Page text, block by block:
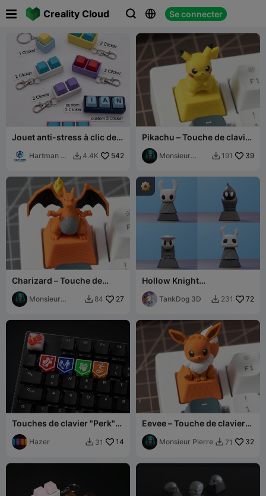
Creality Cloud   Se connecter
 
Jouet anti-stress à clic de
personnalisées/standard
Hartman 3d
 4.4K 542
Pikachu – Touche de clavier
mécanique Pokémon
Monsieur
 191 39
Charizard – Touche de
clavier mécanique
Pokémon
Monsieur
 84 27
Hollow Knight
(Personnages - Touches de
clavier)TankDog 3D  231 72
Touches de clavier "Perk"
de survie zombie – Kit
gaming personnalisé
Hazer  31 14
Eevee – Touche de clavier
mécanique Pokémon
Monsieur Pierre  71 32